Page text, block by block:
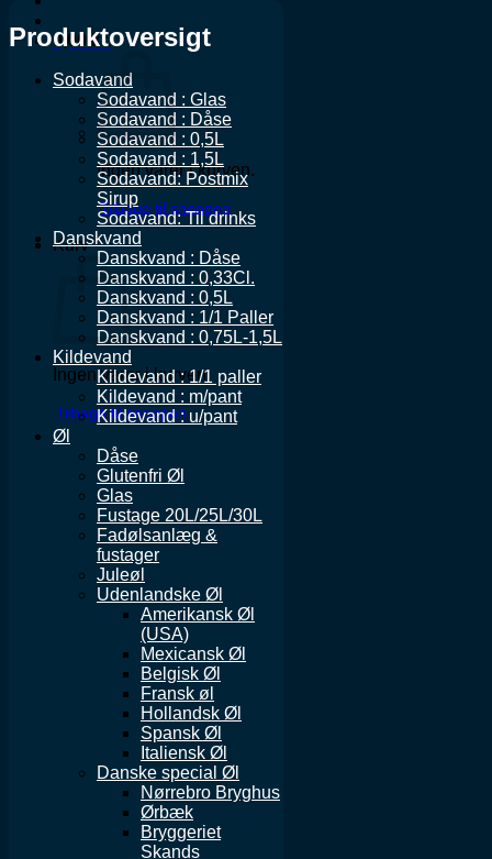
0,00 kr.
Ingen varer i kurven.
Tilbage til shoppen
Kurv
Ingen varer i kurven.
Tilbage til shoppen
Produktoversigt
Sodavand
Sodavand : Glas
Sodavand : Dåse
Sodavand : 0,5L
Sodavand : 1,5L
Sodavand: Postmix
Sirup
Sodavand: Til drinks
Danskvand
Danskvand : Dåse
Danskvand : 0,33Cl.
Danskvand : 0,5L
Danskvand : 1/1 Paller
Danskvand : 0,75L-1,5L
Kildevand
Kildevand : 1/1 paller
Kildevand : m/pant
Kildevand : u/pant
Øl
Dåse
Glutenfri Øl
Glas
Fustage 20L/25L/30L
Fadølsanlæg &
fustager
Juleøl
Udenlandske Øl
Amerikansk Øl
(USA)
Mexicansk Øl
Belgisk Øl
Fransk øl
Hollandsk Øl
Spansk Øl
Italiensk Øl
Danske special Øl
Nørrebro Bryghus
Ørbæk
Bryggeriet
Skands